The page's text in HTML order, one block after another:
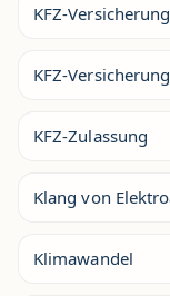
KFZ-
KFZ-
KFZ-Zulassung
Klang von
Klimawandel